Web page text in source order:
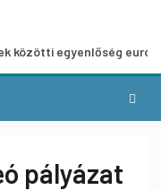
egyenlőség európai
pályázat